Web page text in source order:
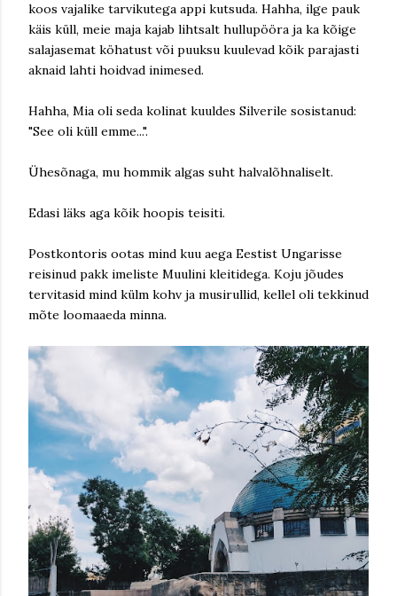
koos vajalike tarvikutega appi kutsuda. Hahha, ilge pauk
käis küll, meie maja kajab lihtsalt hullupööra ja ka kõige
salajasemat köhatust või puuksu kuulevad kõik parajasti
aknaid lahti hoidvad inimesed.
Hahha, Mia oli seda kolinat kuuldes Silverile sosistanud:
"See oli küll emme...".
Ühesõnaga, mu hommik algas suht halvalõhnaliselt.
Edasi läks aga kõik hoopis teisiti.
Postkontoris ootas mind kuu aega Eestist Ungarisse
reisinud pakk imeliste Muulini kleitidega. Koju jõudes
tervitasid mind külm kohv ja musirullid, kellel oli tekkinud
mõte loomaaeda minna.